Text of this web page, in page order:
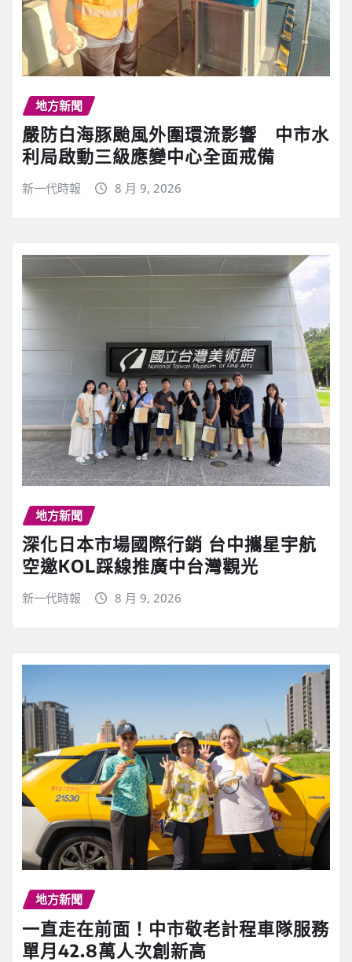
地方新聞
嚴防白海豚颱風外圍環流影響 中市水
利局啟動三級應變中心全面戒備
新一代時報 8 月 9, 2026
地方新聞
深化日本市場國際行銷 台中攜星宇航
空邀KOL踩線推廣中台灣觀光
新一代時報 8 月 9, 2026
地方新聞
一直走在前面！中市敬老計程車隊服務
單月42.8萬人次創新高